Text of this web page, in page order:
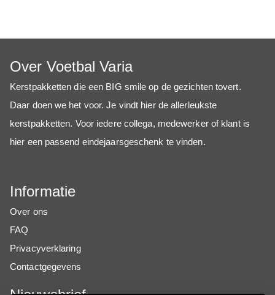
Over Voetbal Varia
Kerstpakketten die een BIG smile op de gezichten tovert.
Daar doen we het voor. Je vindt hier de allerleukste
kerstpakketten. Voor iedere collega, medewerker of klant is
hier een passend eindejaarsgeschenk te vinden.
Informatie
Over ons
FAQ
Privacyverklaring
Contactgegevens